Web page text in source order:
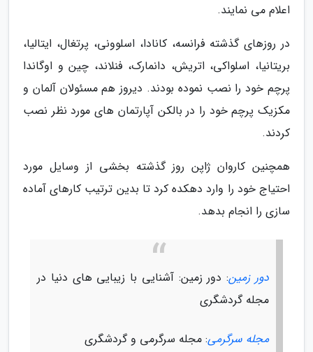
اعلام می نمایند.
در روزهای گذشته فرانسه، کانادا، اسلوونی، پرتغال، ایتالیا،
بریتانیا، اسلواکی، اتریش، دانمارک، فنلاند، چین و اوگاندا
پرچم خود را نصب نموده بودند. دیروز هم مسئولان آلمان و
مکزیک پرچم خود را در بالکن آپارتمان های مورد نظر نصب
کردند.
همچنین کاروان ژاپن روز گذشته بخشی از وسایل مورد
احتیاج خود را وارد دهکده کرد تا بدین ترتیب کارهای آماده
سازی را انجام بدهد.
دور زمین: دور زمین: آشنایی با زیبایی های دنیا در
مجله گردشگری
مجله سرگرمی: مجله سرگرمی و گردشگری